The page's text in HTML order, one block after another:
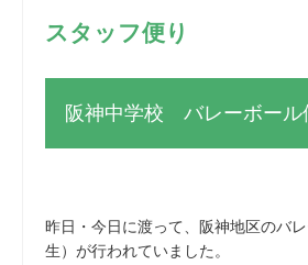
スタッフ便り
阪神中学校 バレーボール
昨日・今日に渡って、阪神地区のバ
生）が行われていました。